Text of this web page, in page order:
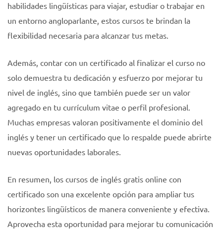
habilidades lingüísticas para viajar, estudiar o trabajar en
un entorno angloparlante, estos cursos te brindan la
flexibilidad necesaria para alcanzar tus metas.
Además, contar con un certificado al finalizar el curso no
solo demuestra tu dedicación y esfuerzo por mejorar tu
nivel de inglés, sino que también puede ser un valor
agregado en tu currículum vitae o perfil profesional.
Muchas empresas valoran positivamente el dominio del
inglés y tener un certificado que lo respalde puede abrirte
nuevas oportunidades laborales.
En resumen, los cursos de inglés gratis online con
certificado son una excelente opción para ampliar tus
horizontes lingüísticos de manera conveniente y efectiva.
Aprovecha esta oportunidad para mejorar tu comunicación